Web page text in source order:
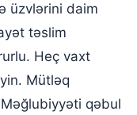
üzvlərini daim
təslim
Heç vaxt
Mütləq
qəbul